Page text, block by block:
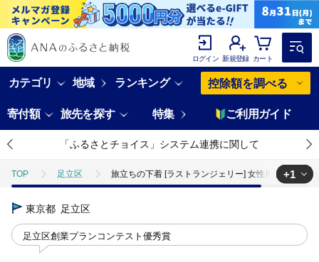
ログイン 新規登録 カート
カテゴリ 地域 ランキング 控除額を調べる
寄付額 旅先を探す 特集 ご利用ガイド
「ふるさとチョイス」システム連携に関して
TOP 足立区
旅立ちの下着 [ラストランジェリー] 女性用トップス
+1
足立区創業プランコンテスト優秀賞
東京都 足立区